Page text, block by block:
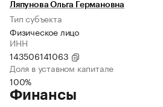
Ляпунова Ольга Германовна
Тип субъекта
Физическое лицо
ИНН
143506141063
Доля в уставном капитале
100%
Финансы